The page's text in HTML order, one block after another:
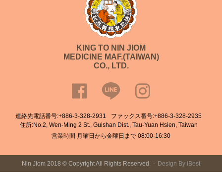
KING TO NIN JIOM
MEDICINE MAF.(TAIWAN)
CO., LTD.
連絡先電話番号:+886-3-328-2931
ファックス番号:+886-3-328-2935
住所:No.2, Wen-Ming 2 St., Guishan Dist., Tau-Yuan Hsien, Taiwan
営業時間 月曜日から金曜日まで 08:00-16:30
Nin Jiom 2018 © Copyright All Rights Reserved. Design By iBest